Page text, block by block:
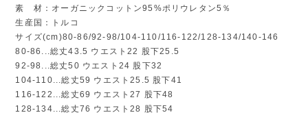
素 材：オーガニックコットン95%ポリウレタン5％
生産国：トルコ
サイズ(cm)80-86/92-98/104-110/116-122/128-134/140-146
80-86...総丈43.5 ウエスト22 股下25.5
92-98...総丈50 ウエスト24 股下32
104-110...総丈59 ウエスト25.5 股下41
116-122...総丈69 ウエスト27 股下48
128-134...総丈76 ウエスト28 股下54